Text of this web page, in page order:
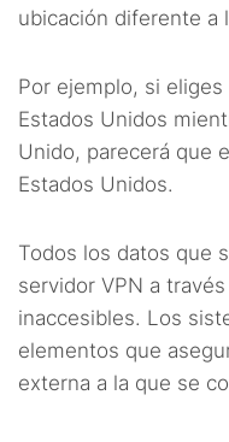
ubicación diferente a
Por ejemplo, si
Estados Unidos
Unido, parecerá que
Estados Unidos.
Todos los datos que
servidor VPN a
inaccesibles. Los
elementos que
externa a la que se